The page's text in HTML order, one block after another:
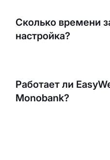
Обычно процесс
Сколько времени
настройка?
бесплатно — в чате,
Работает ли
Monobank?